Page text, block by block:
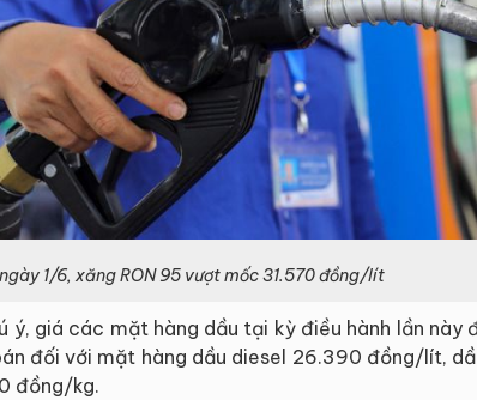
1/6, xăng RON 95 vượt mốc 31.570 đồng/lít
ý, giá các mặt hàng dầu tại kỳ điều hành lần này
đối với mặt hàng dầu diesel 26.390 đồng/lít,
đồng/kg.